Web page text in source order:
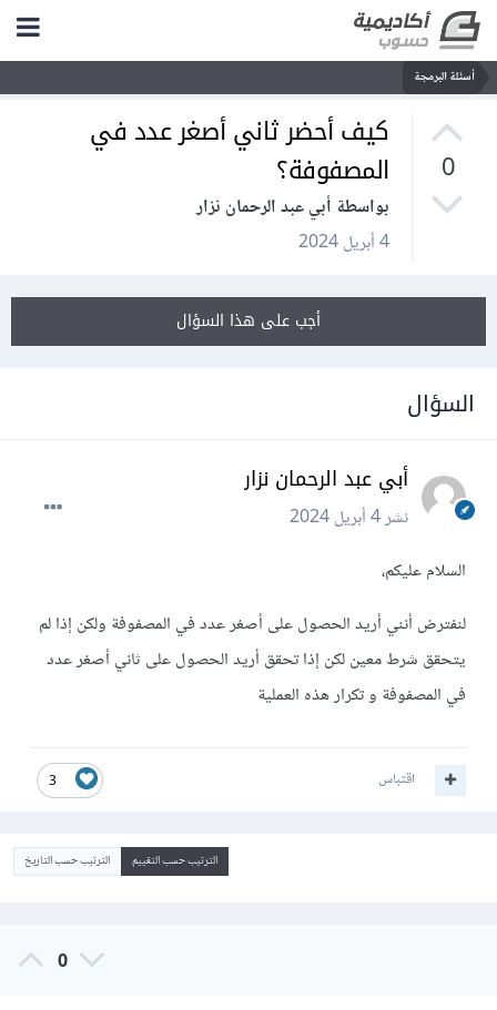
أسئلة البرمجة
0
كيف أحضر ثاني أصغر عدد في
المصفوفة؟
بواسطة أبي عبد الرحمان نزار
4 أبريل 2024
أجب على هذا السؤال
السؤال
أبي عبد الرحمان نزار
نشر4 أبريل 2024
السلام عليكم،
لنفترض أنني أريد الحصول على أصغر عدد في المصفوفة ولكن إذا لم
يتحقق شرط معين لكن إذا تحقق أريد الحصول على ثاني أصغر عدد
في المصفوفة و تكرار هذه العملية
3 اقتباس
الترتيب حسب التقييم الترتيب حسب التاريخ
0